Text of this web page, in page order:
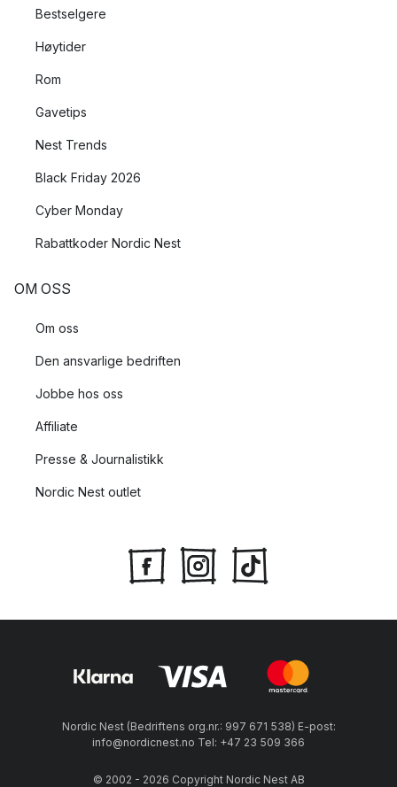
Bestselgere
Høytider
Rom
Gavetips
Nest Trends
Black Friday 2026
Cyber Monday
Rabattkoder Nordic Nest
OM OSS
Om oss
Den ansvarlige bedriften
Jobbe hos oss
Affiliate
Presse & Journalistikk
Nordic Nest outlet
Nordic Nest (Bedriftens org.nr.: 997 671 538) E-post:
info@nordicnest.no Tel: +47 23 509 366
© 2002 - 2026 Copyright Nordic Nest AB